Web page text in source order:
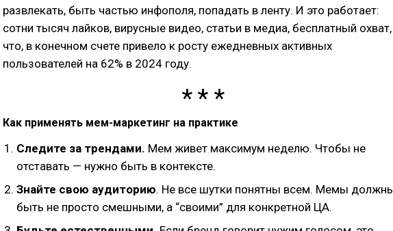
развлекать, быть частью инфополя, попадать в ленту. И это работает:
сотни тысяч лайков, вирусные видео, статьи в медиа, бесплатный охват,
что, в конечном счете привело к росту ежедневных активных
пользователей на 62% в 2024 году.
Как применять мем-маркетинг на практике
Следите за трендами. Мем живет максимум неделю. Чтобы не
отставать — нужно быть в контексте.
Знайте свою аудиторию. Не все шутки понятны всем. Мемы
быть не просто смешными, а “своими” для конкретной ЦА.